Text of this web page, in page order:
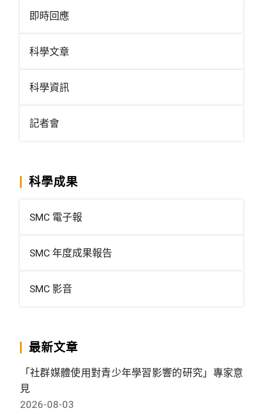
即時回應
科學文章
科學資訊
記者會
科學成果
SMC 電子報
SMC 年度成果報告
SMC 影音
最新文章
「社群媒體使用對青少年學習影響的研究」專家意
見
2026-08-03